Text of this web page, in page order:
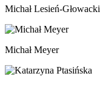
Michał Lesień-Głowacki
Michał Meyer